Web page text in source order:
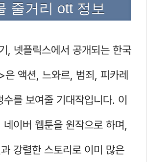
줄거리 ott 정보
, 넷플릭스에서 공개되는 한국
은 액션, 느와르, 범죄, 피카레
를 보여줄 기대작입니다. 이
네이버 웹툰을 원작으로 하며,
강렬한 스토리로 이미 많은